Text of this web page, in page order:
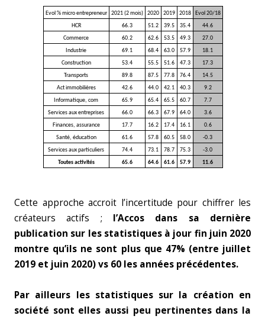
Evol % micro entrepreneur 2021 (2 mois) 2020 2019 2018
Evol 20/18
HCR
66.3 51.2 39.5 35.4
44.6
Commerce
60.2 62.6 53.5 49.3
27.0
Industrie
69.1 68.4 63.0 57.9
18.1
Construction
53.4 55.5 51.6 47.3
17.3
Transports
89.8 87.5 77.8 76.4
14.5
Act immobilières
42.6 44.0 42.1 40.3
9.2
Informatique, com
65.9 65.4 65.5 60.7
7.7
Services aux entreprises
66.0 66.3 67.9 64.0
3.6
Finances, assurance
17.7 16.2 17.4 16.1
0.6
Santé, éducation
61.6 57.8 60.5 58.0
-0.3
Services aux particuliers
74.4 73.1 78.7 75.3
-3.0
Toutes activités
65.6 64.6 61.6 57.9 11.6
Cette approche accroit l’incertitude pour chiffrer les
créateurs actifs ; l’Accos dans sa dernière
publication sur les statistiques à jour fin juin 2020
montre qu’ils ne sont plus que 47% (entre juillet
2019 et juin 2020) vs 60 les années précédentes.
Par ailleurs les statistiques sur la création en
société sont elles aussi peu pertinentes dans la